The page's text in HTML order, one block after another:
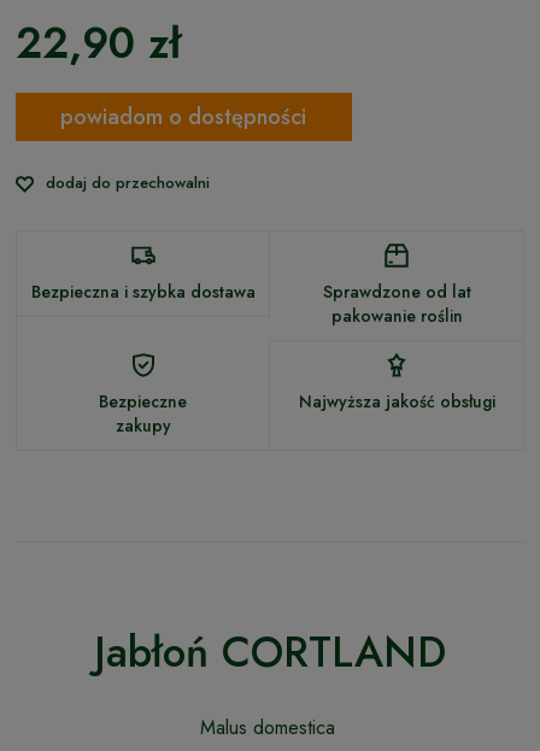
22,90 zł
powiadom o dostępności
dodaj do przechowalni
Bezpieczna i szybka dostawa
Sprawdzone od lat
pakowanie roślin
Bezpieczne
zakupy
Najwyższa jakość obsługi
Jabłoń CORTLAND
Malus domestica